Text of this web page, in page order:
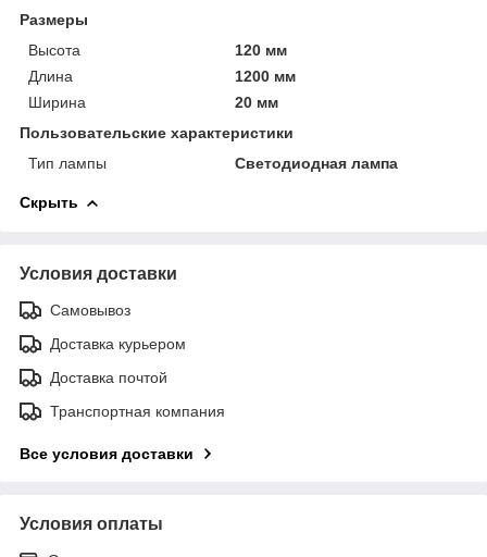
Размеры
Высота
120 мм
Длина
1200 мм
Ширина
20 мм
Пользовательские характеристики
Тип лампы
Светодиодная лампа
Скрыть
Условия доставки
Самовывоз
Доставка курьером
Доставка почтой
Транспортная компания
Все условия доставки
Условия оплаты